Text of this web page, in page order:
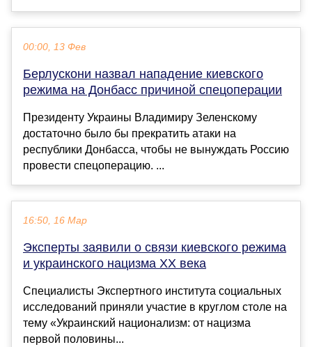
00:00, 13 Фев
Берлускони назвал нападение киевского
режима на Донбасс причиной спецоперации
Президенту Украины Владимиру Зеленскому
достаточно было бы прекратить атаки на
республики Донбасса, чтобы не вынуждать Россию
провести спецоперацию. ...
16:50, 16 Мар
Эксперты заявили о связи киевского режима
и украинского нацизма XX века
Специалисты Экспертного института социальных
исследований приняли участие в круглом столе на
тему «Украинский национализм: от нацизма
первой половины...